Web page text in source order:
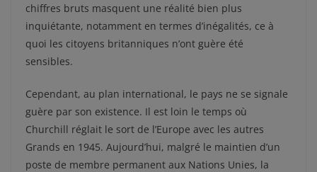
chiffres bruts masquent une réalité bien plus
inquiétante, notamment en termes d’inégalités, ce à
quoi les citoyens britanniques n’ont guère été
sensibles.
Cependant, au plan international, le pays ne se signale
guère par son existence. Il est loin le temps où
Churchill réglait le sort de l’Europe avec les autres
Grands en 1945. Aujourd’hui, malgré le maintien d’un
poste de membre permanent aux Nations Unies, la